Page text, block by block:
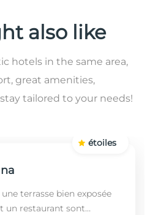
also like
hotels in the same area,
great amenities,
tailored to your needs!
terrasse bien exposée
un restaurant sont
étoiles